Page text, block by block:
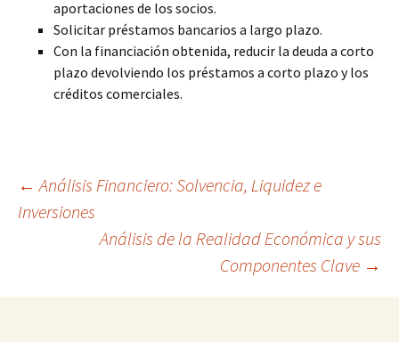
aportaciones de los socios.
Solicitar préstamos bancarios a largo plazo.
Con la financiación obtenida, reducir la deuda a corto
plazo devolviendo los préstamos a corto plazo y los
créditos comerciales.
Navegación
entradas
← Análisis Financiero: Solvencia, Liquidez e
Inversiones
Análisis de la Realidad Económica y sus
Componentes Clave →